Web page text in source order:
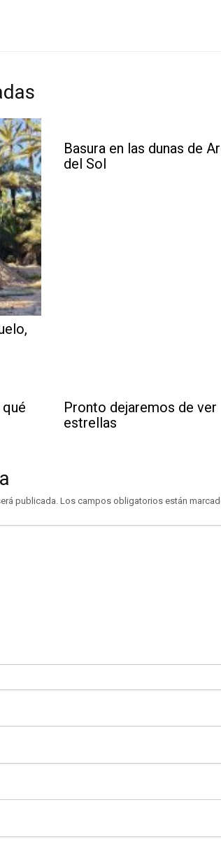
Basura en las dunas de
del Sol
Pronto dejaremos de ver
estrellas
publicada. Los campos obligatorios están